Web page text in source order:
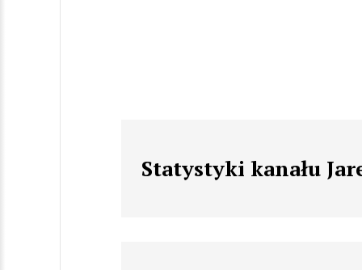
Statystyki kanału